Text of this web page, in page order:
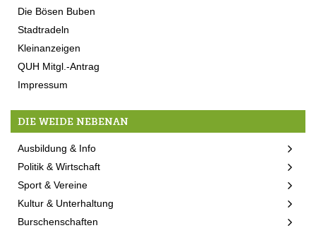
Die Bösen Buben
Stadtradeln
Kleinanzeigen
QUH Mitgl.-Antrag
Impressum
DIE WEIDE NEBENAN
Ausbildung & Info
Politik & Wirtschaft
Sport & Vereine
Kultur & Unterhaltung
Burschenschaften